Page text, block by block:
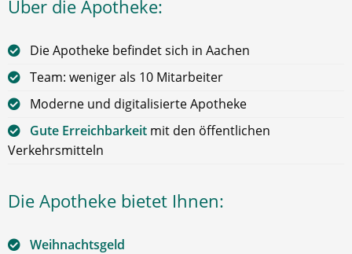
Über die Apotheke:
Die Apotheke befindet sich in Aachen
Team: weniger als 10 Mitarbeiter
Moderne und digitalisierte Apotheke
Gute Erreichbarkeit mit den öffentlichen
Verkehrsmitteln
Die Apotheke bietet Ihnen:
Weihnachtsgeld